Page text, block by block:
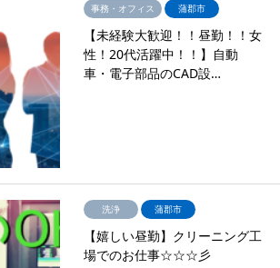
事務・オフィス 蒲郡市
【未経験大歓迎！！昼勤！！女
性！20代活躍中！！】自動
車・電子部品のCAD設…
洗浄 蒲郡市
【嬉しい昼勤】クリーニング工
場でのお仕事☆☆☆彡